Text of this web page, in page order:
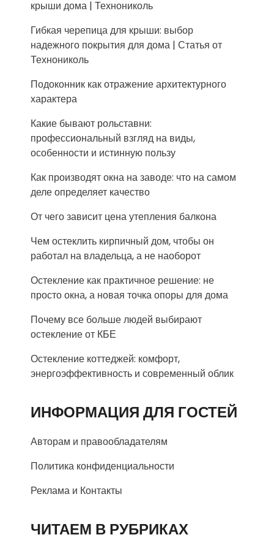
крыши дома | Технониколь
Гибкая черепица для крыши: выбор
надежного покрытия для дома | Статья от
Технониколь
Подоконник как отражение архитектурного
характера
Какие бывают рольставни:
профессиональный взгляд на виды,
особенности и истинную пользу
Как производят окна на заводе: что на самом
деле определяет качество
От чего зависит цена утепления балкона
Чем остеклить кирпичный дом, чтобы он
работал на владельца, а не наоборот
Остекление как практичное решение: не
просто окна, а новая точка опоры для дома
Почему все больше людей выбирают
остекление от КБЕ
Остекление коттеджей: комфорт,
энергоэффективность и современный облик
ИНФОРМАЦИЯ ДЛЯ ГОСТЕЙ
Авторам и правообладателям
Политика конфиденциальности
Реклама и Контакты
ЧИТАЕМ В РУБРИКАХ